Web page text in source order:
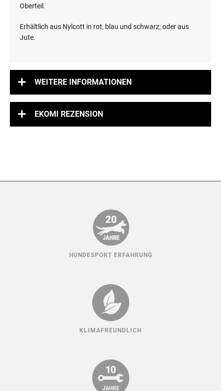
Oberteil.
Erhältlich aus Nylcott in rot, blau und schwarz; oder aus
Jute.
WEITERE INFORMATIONEN
EKOMI REZENSION
HUNDESPORT ERFAHRUNG
KLIMAFREUNDLICH